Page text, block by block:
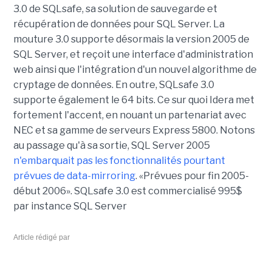
3.0 de SQLsafe, sa solution de sauvegarde et
récupération de données pour SQL Server. La
mouture 3.0 supporte désormais la version 2005 de
SQL Server, et reçoit une interface d'administration
web ainsi que l'intégration d'un nouvel algorithme de
cryptage de données. En outre, SQLsafe 3.0
supporte également le 64 bits. Ce sur quoi Idera met
fortement l'accent, en nouant un partenariat avec
NEC et sa gamme de serveurs Express 5800. Notons
au passage qu'à sa sortie, SQL Server 2005
n'embarquait pas les fonctionnalités pourtant
prévues de data-mirroring. «Prévues pour fin 2005-
début 2006». SQLsafe 3.0 est commercialisé 995$
par instance SQL Server
Article rédigé par